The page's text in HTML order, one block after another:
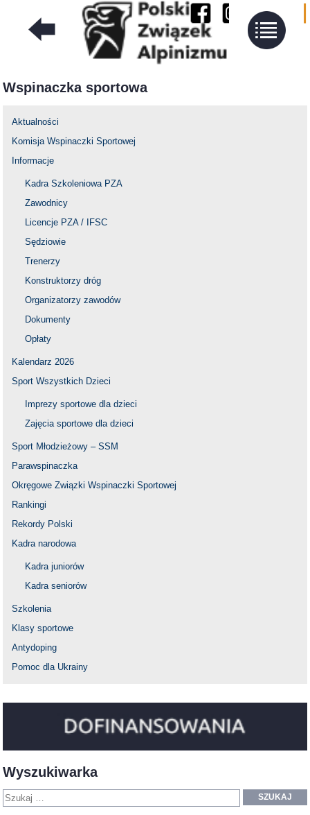
Wspinaczka sportowa
Aktualności
Komisja Wspinaczki Sportowej
Informacje
Kadra Szkoleniowa PZA
Zawodnicy
Licencje PZA / IFSC
Sędziowie
Trenerzy
Konstruktorzy dróg
Organizatorzy zawodów
Dokumenty
Opłaty
Kalendarz 2026
Sport Wszystkich Dzieci
Imprezy sportowe dla dzieci
Zajęcia sportowe dla dzieci
Sport Młodzieżowy – SSM
Parawspinaczka
Okręgowe Związki Wspinaczki Sportowej
Rankingi
Rekordy Polski
Kadra narodowa
Kadra juniorów
Kadra seniorów
Szkolenia
Klasy sportowe
Antydoping
Pomoc dla Ukrainy
Wyszukiwarka
SZUKAJ